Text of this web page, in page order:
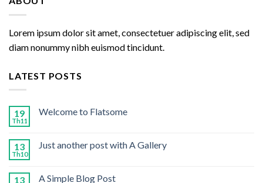
Lorem ipsum dolor sit amet, consectetuer adipiscing elit, sed
diam nonummy nibh euismod tincidunt.
LATEST POSTS
19
Th11
Welcome to Flatsome
13
Th10
Just another post with A Gallery
13 A Simple Blog Post